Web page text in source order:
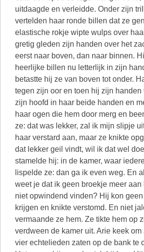
uitdaagde en verleidde. Onder zijn
vertelden haar ronde billen dat ze
elastische rokje wipte wulps over
gretig gleden zijn handen over het
eerst naar boven, dan naar binnen.
heerlijke billen nu letterlijk in zijn
betastte hij ze van boven tot onder.
tegen zijn oor en toen hij zijn handen
zijn hoofd in haar beide handen en
haar ogen die hem door merg en
ze: dat was lekker, zal ik mijn slipje
haar verstard aan, maar ze knikte
dat lekker geil vindt, wil ik dat wel
stamelde hij: in de kamer, waar
lispelde ze: dan ga ik even weg. En
weet je dat ik geen broekje meer aan
niet opwindend vinden? Hij kon
krijgen en knikte verstomd. En niet
vermaande ze hem. Ze tikte hem op
verdween de kamer uit. Arie keek
vier echtelieden zaten op de bank te